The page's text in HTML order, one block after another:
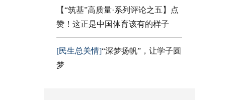
【“筑基”高质量·系列评论之五】点
赞！这正是中国体育该有的样子
[民生总关情]“深梦扬帆”，让学子圆
梦